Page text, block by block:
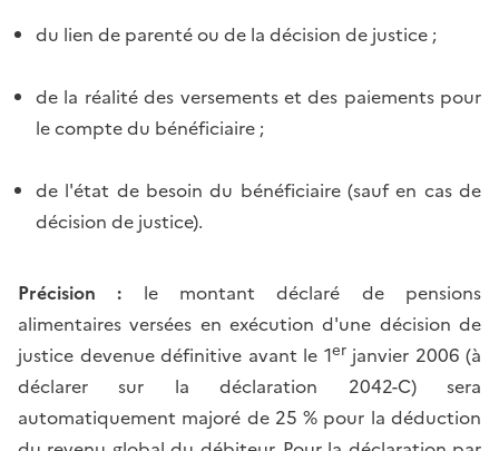
du lien de parenté ou de la décision de justice ;
de la réalité des versements et des paiements pour
le compte du bénéficiaire ;
de l'état de besoin du bénéficiaire (sauf en cas de
décision de justice).
Précision : le montant déclaré de pensions
alimentaires versées en exécution d'une décision de
justice devenue définitive avant le 1erjanvier 2006 (à
déclarer sur la déclaration 2042-C) sera
automatiquement majoré de 25 % pour la déduction